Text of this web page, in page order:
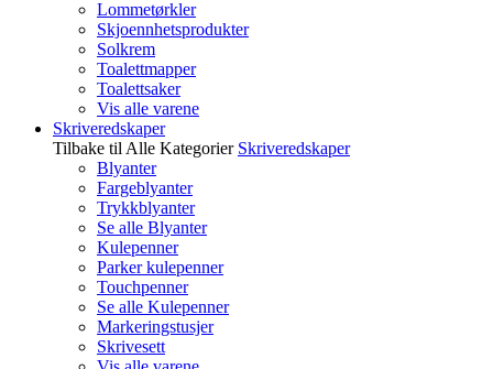
Lommetørkler
Skjoennhetsprodukter
Solkrem
Toalettmapper
Toalettsaker
Vis alle varene
Skriveredskaper
Tilbake til Alle Kategorier Skriveredskaper
Blyanter
Fargeblyanter
Trykkblyanter
Se alle Blyanter
Kulepenner
Parker kulepenner
Touchpenner
Se alle Kulepenner
Markeringstusjer
Skrivesett